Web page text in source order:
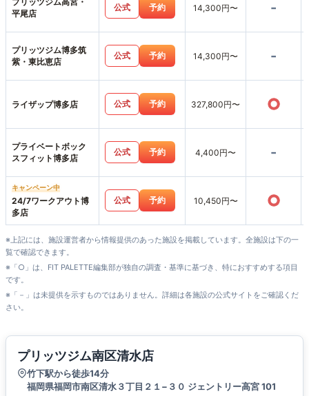
平尾店
公式 予約 14,300円〜 -
プリッツジム博多筑
紫・東比恵店
公式 予約 14,300円〜 -
ライザップ博多店 公式 予約 327,800円〜 ○
プライベートボック
スフィット博多店
公式 予約 4,400円〜 -
キャンペーン中
24/7ワークアウト博
多店
公式 予約 10,450円〜 ○
※上記には、施設運営者から情報提供のあった施設を掲載しています。全施設は下の一
覧で確認できます。
※「○」は、FIT PALETTE編集部が独自の調査・基準に基づき、特におすすめする項目
です。
※「－」は未提供を示すものではありません。詳細は各施設の公式サイトをご確認くだ
さい。
プリッツジム南区清水店
竹下駅から徒歩14分
福岡県福岡市南区清水３丁目２１−３０ ジェントリー高宮 101